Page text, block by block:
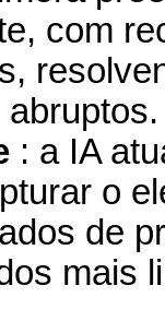
com
: a IA
o
de
mais